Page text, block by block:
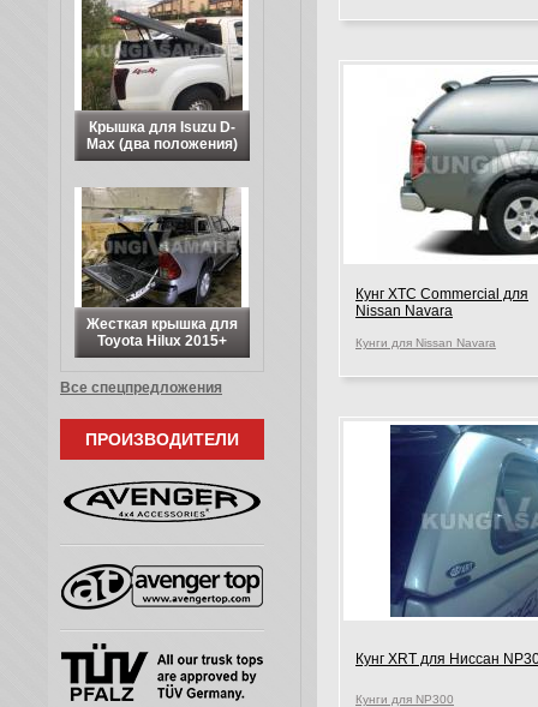
Кунг XTС Сommercial для
Nissan Navara
Кунги для Nissan Navara
Кунг XRT для Ниссан
Кунги для NP300
Крышка для Isuzu D-
Max (два положения)
Жесткая крышка для
Toyota Hilux 2015+
Все спецпредложения
ПРОИЗВОДИТЕЛИ